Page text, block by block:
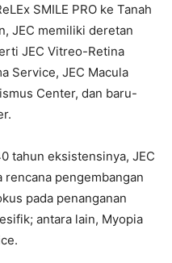
SMILE PRO ke Tanah
JEC memiliki deretan
JEC Vitreo-Retina
Service, JEC Macula
Center, dan baru-
tahun eksistensinya, JEC
pengembangan
pada penanganan
antara lain, Myopia